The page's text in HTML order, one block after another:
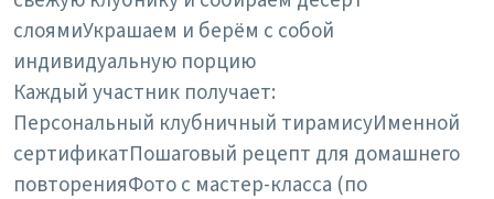
слоямиУкрашаем и берём с собой
индивидуальную порцию
Каждый участник получает:
Персональный клубничный тирамисуИменной
сертификатПошаговый рецепт для домашнего
повторенияФото с мастер-класса (по